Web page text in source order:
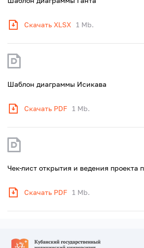
Скачать XLSX 1 Mb.
Шаблон диаграммы Исикава
Скачать PDF 1 Mb.
Чек-лист открытия и ведения проекта
Скачать PDF 1 Mb.